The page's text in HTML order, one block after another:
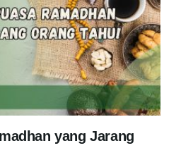
yang Jarang